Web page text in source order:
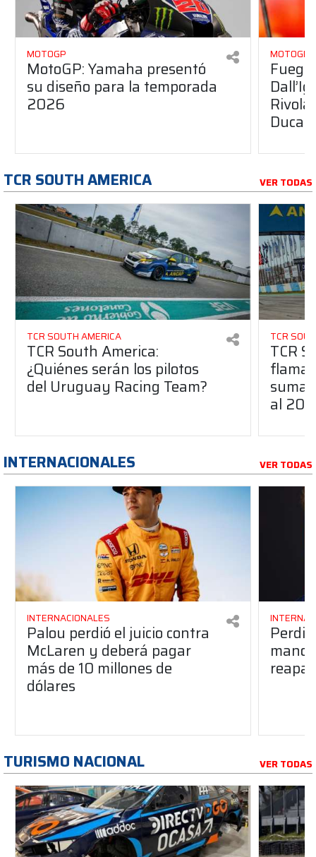
MOTOGP
MotoGP: Yamaha presentó
su diseño para la temporada
2026
MOTOGP
Ducati
TCR SOUTH AMERICA VER TODAS
TCR SOUTH AMERICA
TCR South America:
¿Quiénes serán los pilotos
del Uruguay Racing Team?
TCR
TCR
suma
al
INTERNACIONALES VER TODAS
INTERNACIONALES
Palou perdió el juicio contra
McLaren y deberá pagar
más de 10 millones de
dólares
TURISMO NACIONAL VER TODAS